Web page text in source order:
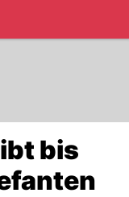
bis